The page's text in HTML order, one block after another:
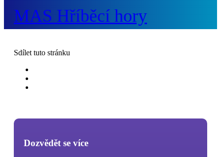
MAS Hříběcí hory
Sdílet tuto stránku
Dozvědět se více